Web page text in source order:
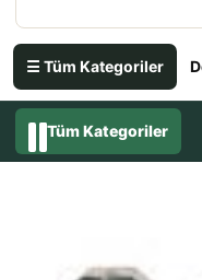
☰ Tüm Kategoriler
Tüm Kategoriler